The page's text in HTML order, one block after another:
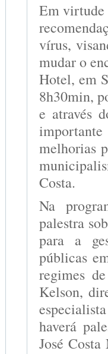
Em virtude
vírus,
mudar o
Hotel, em
8h30min,
e através
importante
melhorias
Costa.
Na
palestra
para a
públicas
regimes
Kelson,
haverá
José